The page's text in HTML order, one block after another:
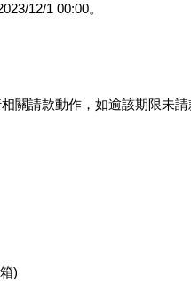
12/1 00:00。
關請款動作，如逾該期限未請
)